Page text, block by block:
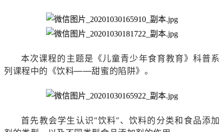
本次课程的主题是 《儿童青少年食育教育》科普系
列课程中的《饮料——甜蜜的陷阱》。
首先教会学生认识“饮料”、饮料的分类和食品添加